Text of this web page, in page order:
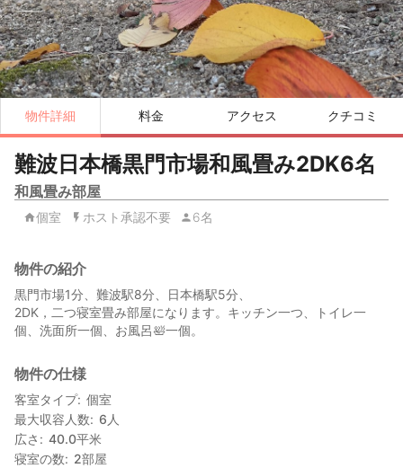
物件詳細 料金 アクセス クチコミ
難波日本橋黒門市場和風畳み2DK6名
和風畳み部屋
個室 ホスト承認不要 6名
物件の紹介
黒門市場1分、難波駅8分、日本橋駅5分、
2DK，二つ寝室畳み部屋になります。キッチン一つ、トイレ一
個、洗面所一個、お風呂🛀一個。
物件の仕様
客室タイプ 個室
最大収容人数
6 人
広さ
40.0平米
寝室の数
2部屋